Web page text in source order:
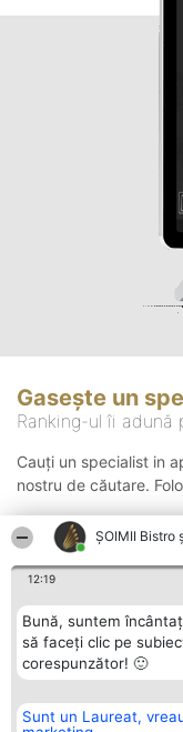
ȘOIMII Bistro
12:19
Bună, suntem
să faceți clic pe
corespunzător! 🙂
Sunt un Laureat,
Gasește un
Ranking-ul îi
Cauți un specialist in
nostru de căutare.
Organizator Ranking